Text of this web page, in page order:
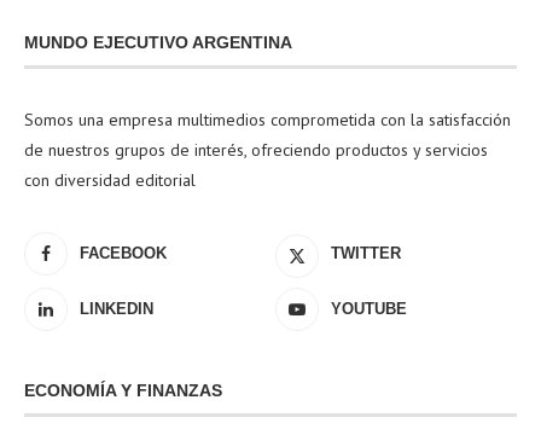
MUNDO EJECUTIVO ARGENTINA
Somos una empresa multimedios comprometida con la satisfacción
de nuestros grupos de interés, ofreciendo productos y servicios
con diversidad editorial
FACEBOOK TWITTER
LINKEDIN YOUTUBE
ECONOMÍA Y FINANZAS